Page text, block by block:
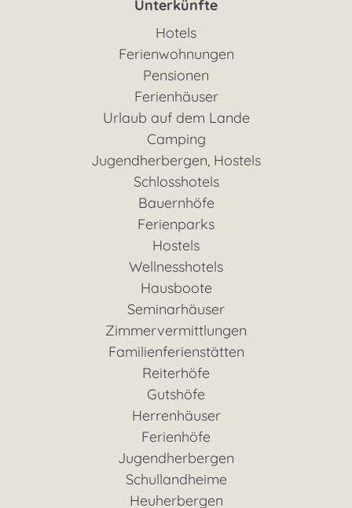
Unterkünfte
Hotels
Ferienwohnungen
Pensionen
Ferienhäuser
Urlaub auf dem Lande
Camping
Jugendherbergen, Hostels
Schlosshotels
Bauernhöfe
Ferienparks
Hostels
Wellnesshotels
Hausboote
Seminarhäuser
Zimmervermittlungen
Familienferienstätten
Reiterhöfe
Gutshöfe
Herrenhäuser
Ferienhöfe
Jugendherbergen
Schullandheime
Heuherbergen